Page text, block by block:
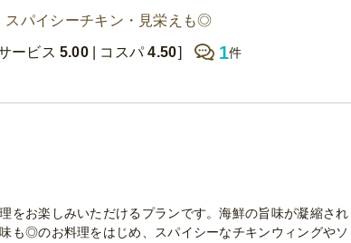
スパイシーチキン・見栄えも◎
ービス 5.00 コスパ 4.50 1件
をお楽しみいただけるプランです。海鮮の旨味が凝縮され
も◎のお料理をはじめ、スパイシーなチキンウィングやソ